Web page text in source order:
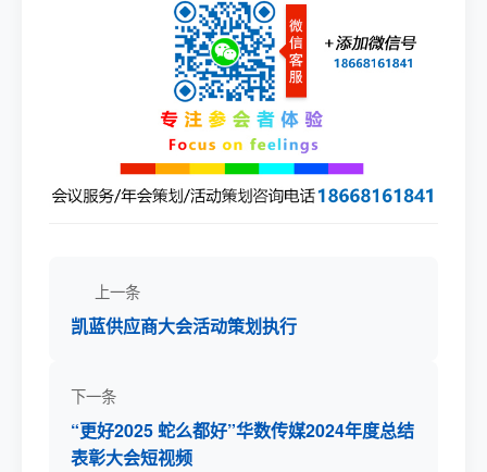
上一条
凯蓝供应商大会活动策划执行
下一条
“更好2025 蛇么都好”华数传媒2024年度总结
表彰大会短视频